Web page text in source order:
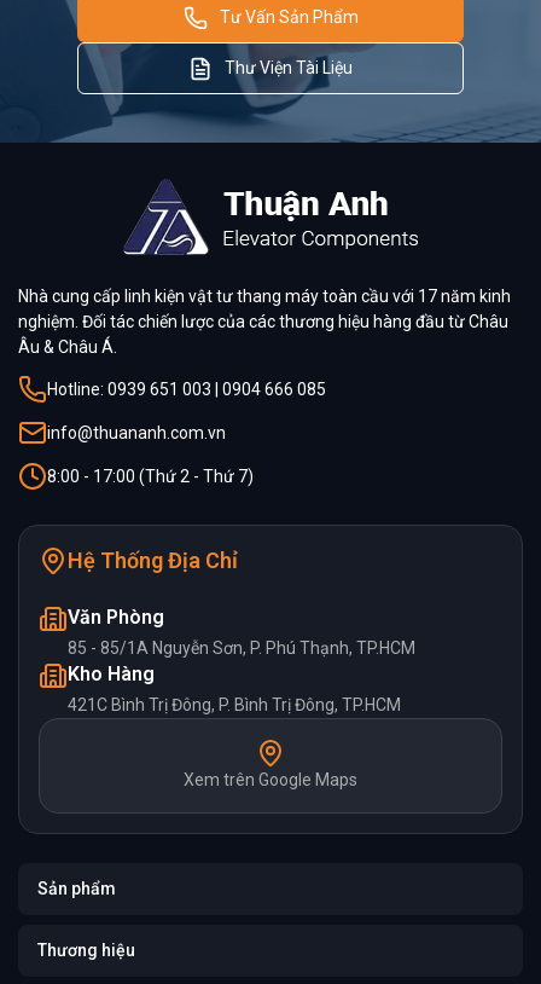
Tư Vấn Sản Phẩm
Thư Viện Tài Liệu
Nhà cung cấp linh kiện vật tư thang máy toàn cầu với 17 năm kinh
nghiệm. Đối tác chiến lược của các thương hiệu hàng đầu từ Châu
Âu & Châu Á.
Hotline: 0939 651 003 | 0904 666 085
info@thuananh.com.vn
8:00 - 17:00 (Thứ 2 - Thứ 7)
Hệ Thống Địa Chỉ
Văn Phòng
85 - 85/1A Nguyễn Sơn, P. Phú Thạnh, TP.HCM
Kho Hàng
421C Bình Trị Đông, P. Bình Trị Đông, TP.HCM
Xem trên Google Maps
Sản phẩm
Thương hiệu